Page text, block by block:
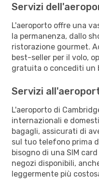
Servizi
L'aeroporto offre una
la permanenza, dallo
ristorazione gourmet.
best-seller per il volo,
gratuita o concediti un
Servizi
L'aeroporto di
internazionali e
bagagli, assicurati di
sul tuo telefono prima
bisogno di una SIM
negozi disponibili,
leggermente più